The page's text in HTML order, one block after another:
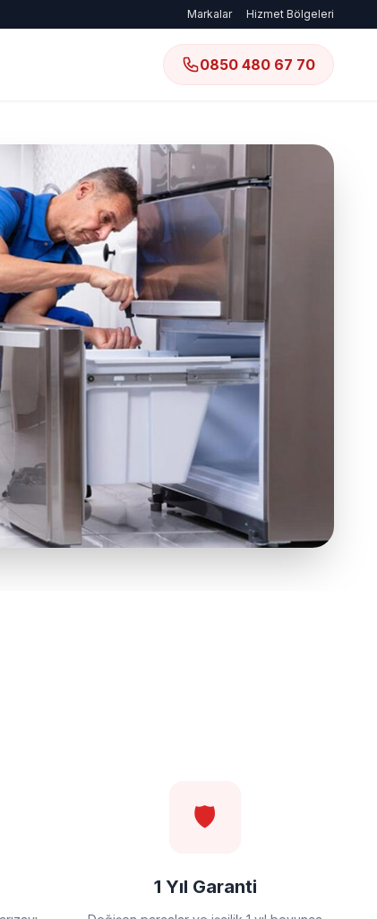
Markalar Hizmet Bölgeleri
0850 480 67 70
🛡️
1 Yıl Garanti